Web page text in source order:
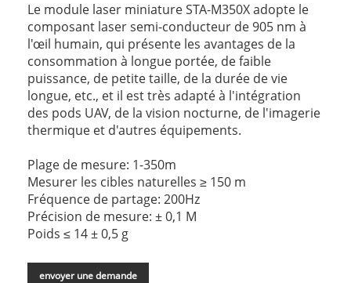
Le module laser miniature STA-M350X adopte le
composant laser semi-conducteur de 905 nm à
l'œil humain, qui présente les avantages de la
consommation à longue portée, de faible
puissance, de petite taille, de la durée de vie
longue, etc., et il est très adapté à l'intégration
des pods UAV, de la vision nocturne, de l'imagerie
thermique et d'autres équipements.
Plage de mesure: 1-350m
Mesurer les cibles naturelles ≥ 150 m
Fréquence de partage: 200Hz
Précision de mesure: ± 0,1 M
Poids ≤ 14 ± 0,5 g
envoyer une demande